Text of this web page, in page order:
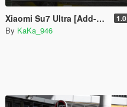
Xiaomi Su7 Ultra [Add-On] 1.0
By KaKa_946